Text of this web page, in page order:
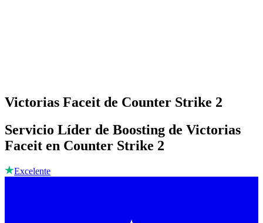
Victorias Faceit de Counter Strike 2
Servicio Líder de Boosting de Victorias
Faceit en Counter Strike 2
Excelente